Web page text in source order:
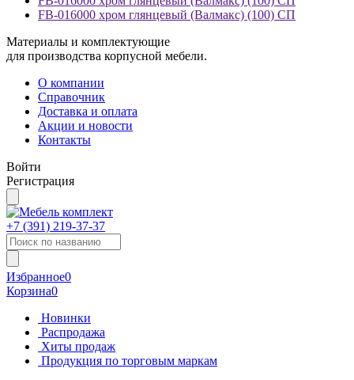
FB-016000 хром глянцевый (Валмакс) (100) СП
Материалы и комплектующие
для производства корпусной мебели.
О компании
Справочник
Доставка и оплата
Акции и новости
Контакты
Войти
Регистрация
+7 (391) 219-37-37
Избранное0
Корзина0
Новинки
Распродажа
Хиты продаж
Продукция по торговым маркам